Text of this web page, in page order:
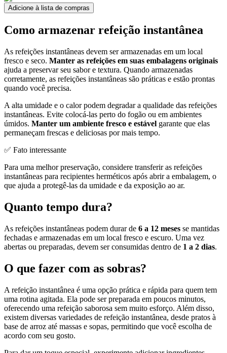
Adicione à lista de compras
Como armazenar refeição instantânea
As refeições instantâneas devem ser armazenadas em um local
fresco e seco. Manter as refeições em suas embalagens originais
ajuda a preservar seu sabor e textura. Quando armazenadas
corretamente, as refeições instantâneas são práticas e estão prontas
quando você precisa.
A alta umidade e o calor podem degradar a qualidade das refeições
instantâneas. Evite colocá-las perto do fogão ou em ambientes
úmidos. Manter um ambiente fresco e estável garante que elas
permaneçam frescas e deliciosas por mais tempo.
✅ Fato interessante
Para uma melhor preservação, considere transferir as refeições
instantâneas para recipientes herméticos após abrir a embalagem, o
que ajuda a protegê-las da umidade e da exposição ao ar.
Quanto tempo dura?
As refeições instantâneas podem durar de 6 a 12 meses se mantidas
fechadas e armazenadas em um local fresco e escuro. Uma vez
abertas ou preparadas, devem ser consumidas dentro de 1 a 2 dias.
O que fazer com as sobras?
A refeição instantânea é uma opção prática e rápida para quem tem
uma rotina agitada. Ela pode ser preparada em poucos minutos,
oferecendo uma refeição saborosa sem muito esforço. Além disso,
existem diversas variedades de refeição instantânea, desde pratos à
base de arroz até massas e sopas, permitindo que você escolha de
acordo com seu gosto.